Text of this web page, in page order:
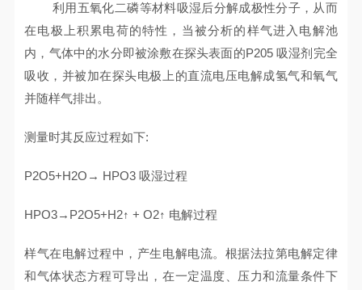
利用五氧化二磷等材料吸湿后分解成极性分子，从而
在电极上积累电荷的特性，当被分析的样气进入电解池
内，气体中的水分即被涂敷在探头表面的P205 吸湿剂完全
吸收，并被加在探头电极上的直流电压电解成氢气和氧气
并随样气排出。
测量时其反应过程如下:
P2O5+H2O→ HPO3 吸湿过程
HPO3→P2O5+H2↑ + O2↑ 电解过程
样气在电解过程中，产生电解电流。根据法拉第电解定律
和气体状态方程可导出，在一定温度、压力和流量条件下